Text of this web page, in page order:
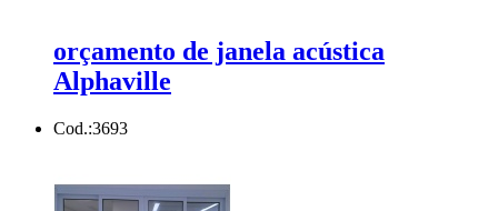
orçamento de janela acústica
Alphaville
Cod.:3693